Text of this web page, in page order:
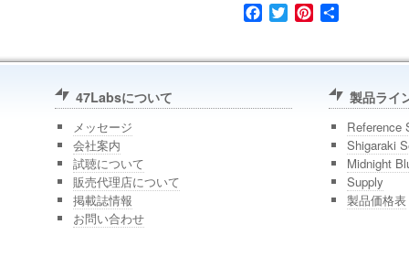
Facebook
TwitterPinterest
共
47Labsについて
メッセージ
会社案内
試聴について
販売代理店について
掲載誌情報
お問い合わせ
製品ライ
Reference
Shigaraki
Midnight
Supply
製品価格表